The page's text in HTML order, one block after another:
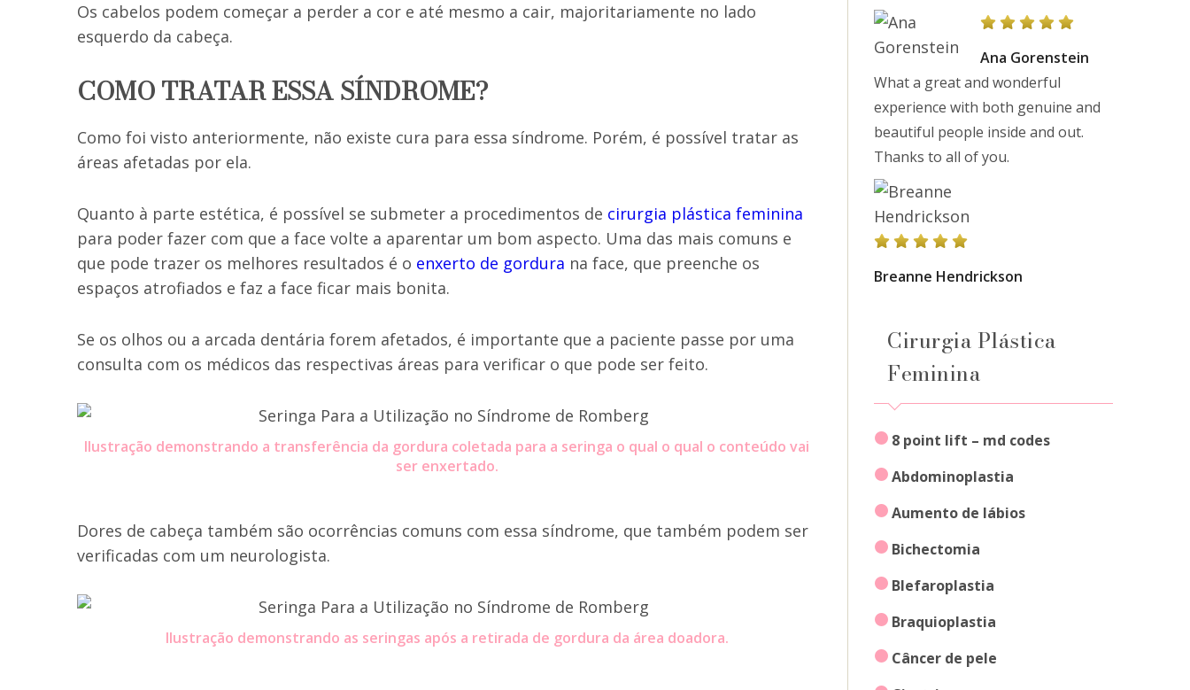
Os cabelos podem começar a perder a cor e até mesmo a cair, majoritariamente no lado
esquerdo da cabeça.
COMO TRATAR ESSA SÍNDROME?
Como foi visto anteriormente, não existe cura para essa síndrome. Porém, é possível tratar as
áreas afetadas por ela.
Quanto à parte estética, é possível se submeter a procedimentos de cirurgia plástica feminina
para poder fazer com que a face volte a aparentar um bom aspecto. Uma das mais comuns e
que pode trazer os melhores resultados é o enxerto de gordura na face, que preenche os
espaços atrofiados e faz a face ficar mais bonita.
Se os olhos ou a arcada dentária forem afetados, é importante que a paciente passe por uma
consulta com os médicos das respectivas áreas para verificar o que pode ser feito.
Ilustração demonstrando a transferência da gordura coletada para a seringa o qual o qual o conteúdo vai
ser enxertado.
Dores de cabeça também são ocorrências comuns com essa síndrome, que também podem ser
verificadas com um neurologista.
Ilustração demonstrando as seringas após a retirada de gordura da área doadora.
Ana Gorenstein
What a great and wonderful
experience with both genuine and
beautiful people inside and out.
Thanks to all of you.
Breanne Hendrickson
Cirurgia Plástica
Feminina
8 point lift – md codes
abdominoplastia
aumento de lábios
bichectomia
blefaroplastia
braquioplastia
câncer de pele